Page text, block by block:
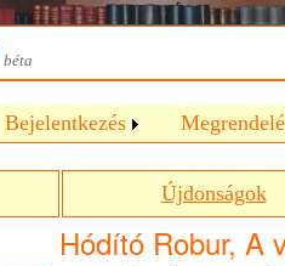
béta
Bejelentkezés
Újdonságok
Hódító Robur, A